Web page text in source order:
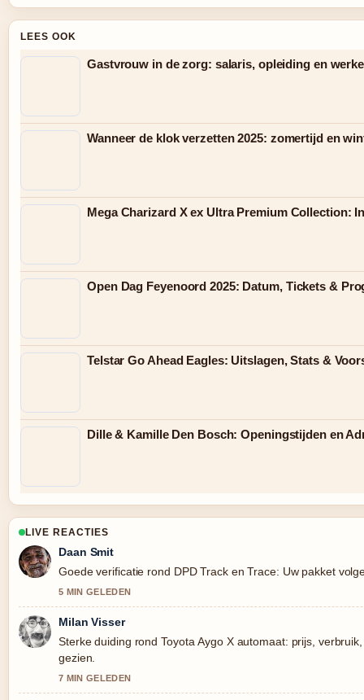
LEES OOK
Gastvrouw in de zorg: salaris, opleiding en
Wanneer de klok verzetten 2025: zomertijd en
Mega Charizard X ex Ultra Premium Collection:
Open Dag Feyenoord 2025: Datum, Tickets &
Telstar Go Ahead Eagles: Uitslagen, Stats &
Dille & Kamille Den Bosch: Openingstijden en
LIVE REACTIES
Daan Smit
Goede verificatie rond DPD Track en Trace: Uw pakket
5 MIN GELEDEN
Milan Visser
Sterke duiding rond Toyota Aygo X automaat: prijs,
gezien.
7 MIN GELEDEN